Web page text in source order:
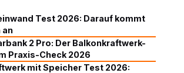
Test 2026: Darauf kommt
an
2 Pro: Der Balkonkraftwerk-
Praxis-Check 2026
mit Speicher Test 2026: